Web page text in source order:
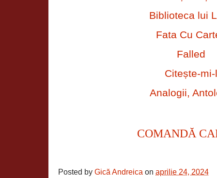
Biblioteca lui
Fata Cu
Falled
Citește-
Analogii,
COMANDĂ
Posted by Gică Andreica on aprilie 24, 2024